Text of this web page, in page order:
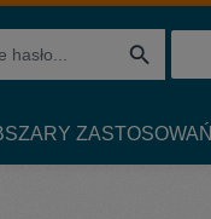
ZASTOSOWAŃ